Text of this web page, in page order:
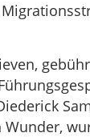
Wunder,